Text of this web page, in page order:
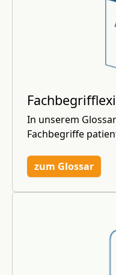
In unserem
Fachbegriffe
zum Glossar